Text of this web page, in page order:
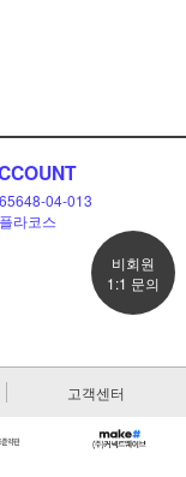
04-013
라코스
비회원
1:1 문의
고객센터